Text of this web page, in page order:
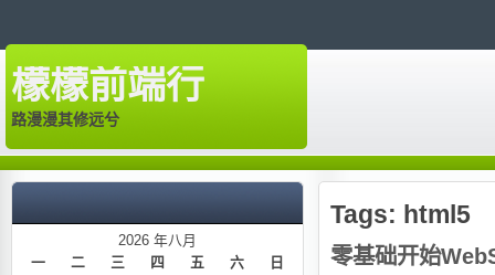
檬檬前端行
路漫漫其修远兮
2026 年八月
一
二 三 四 五 六 日
Tags: html5
零基础开始